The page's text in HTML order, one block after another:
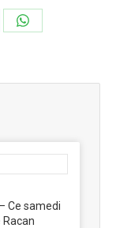
Partager
Ce samedi
Racan